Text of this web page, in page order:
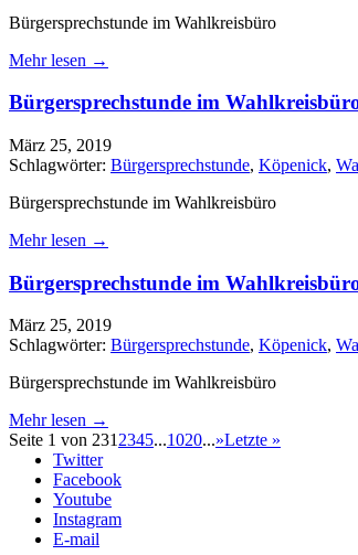
Bürgersprechstunde im Wahlkreisbüro
Mehr lesen →
Bürgersprechstunde im
März 25, 2019
Schlagwörter: Bürgersprechstunde, Köpenick,
Bürgersprechstunde im Wahlkreisbüro
Mehr lesen →
Bürgersprechstunde im
März 25, 2019
Schlagwörter: Bürgersprechstunde, Köpenick,
Bürgersprechstunde im Wahlkreisbüro
Mehr lesen →
Seite 1 von 231 2345...1020...»Letzte »
Twitter
Facebook
Youtube
Instagram
E-mail